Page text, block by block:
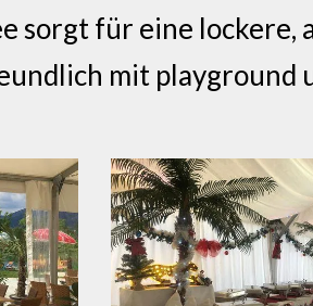
sorgt für eine lockere,
mit playground